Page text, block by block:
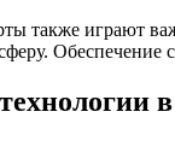
также играют
Обеспечение